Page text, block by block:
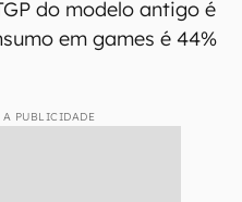
do modelo antigo é
em games é 44%
PUBLICIDADE